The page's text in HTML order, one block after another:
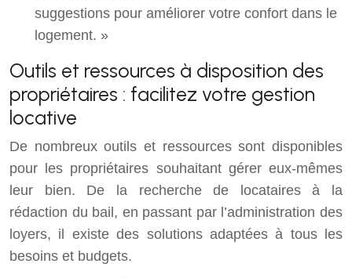
suggestions pour améliorer votre confort dans le
logement. »
Outils et ressources à disposition des
propriétaires : facilitez votre gestion
locative
De nombreux outils et ressources sont disponibles
pour les propriétaires souhaitant gérer eux-mêmes
leur bien. De la recherche de locataires à la
rédaction du bail, en passant par l’administration des
loyers, il existe des solutions adaptées à tous les
besoins et budgets.